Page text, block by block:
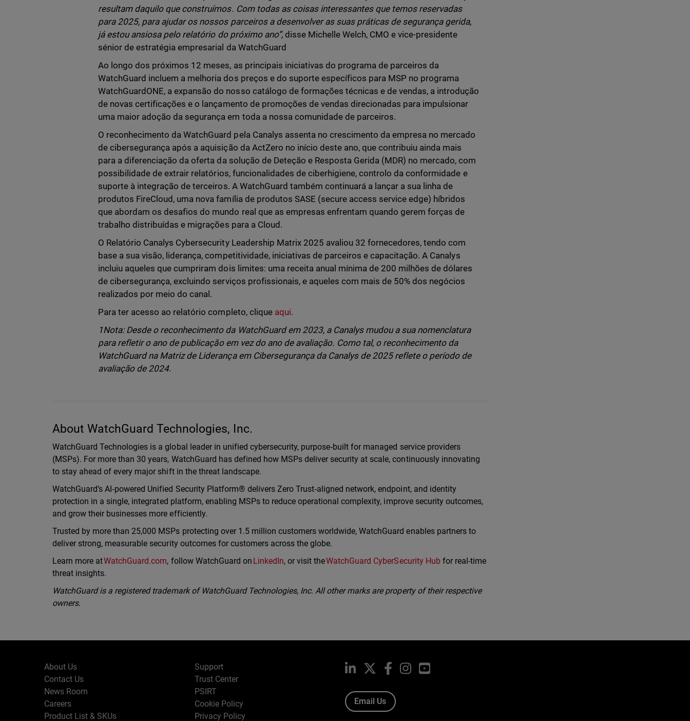
resultam daquilo que construímos. Com todas as coisas interessantes que temos reservadas
para 2025, para ajudar os nossos parceiros a desenvolver as suas práticas de segurança gerida,
já estou ansiosa pelo relatório do próximo ano”,disse Michelle Welch, CMO e vice-presidente
sénior de estratégia empresarial da WatchGuard
Ao longo dos próximos 12 meses, as principais iniciativas do programa de parceiros da
WatchGuard incluem a melhoria dos preços e do suporte específicos para MSP no programa
WatchGuardONE, a expansão do nosso catálogo de formações técnicas e de vendas, a introdução
de novas certificações e o lançamento de promoções de vendas direcionadas para impulsionar
uma maior adoção da segurança em toda a nossa comunidade de parceiros.
O reconhecimento da WatchGuard pela Canalys assenta no crescimento da empresa no mercado
de cibersegurança após a aquisição da ActZero no início deste ano, que contribuiu ainda mais
para a diferenciação da oferta da solução de Deteção e Resposta Gerida (MDR) no mercado, com
possibilidade de extrair relatórios, funcionalidades de ciberhigiene, controlo da conformidade e
suporte à integração de terceiros. A WatchGuard também continuará a lançar a sua linha de
produtos FireCloud, uma nova família de produtos SASE (secure access service edge) híbridos
que abordam os desafios do mundo real que as empresas enfrentam quando gerem forças de
trabalho distribuídas e migrações para a Cloud.
O Relatório Canalys Cybersecurity Leadership Matrix 2025 avaliou 32 fornecedores, tendo com
base a sua visão, liderança, competitividade, iniciativas de parceiros e capacitação. A Canalys
incluiu aqueles que cumpriram dois limites: uma receita anual mínima de 200 milhões de dólares
de cibersegurança, excluindo serviços profissionais, e aqueles com mais de 50% dos negócios
realizados por meio do canal.
Para ter acesso ao relatório completo, clique aqui.
1Nota: Desde o reconhecimento da WatchGuard em 2023, a Canalys mudou a sua nomenclatura
para refletir o ano de publicação em vez do ano de avaliação. Como tal, o reconhecimento da
WatchGuard na Matriz de Liderança em Cibersegurança da Canalys de 2025 reflete o período de
avaliação de 2024.
About WatchGuard Technologies, Inc.
WatchGuard Technologies is a global leader in unified cybersecurity, purpose‑built for managed service providers
(MSPs). For more than 30 years, WatchGuard has defined how MSPs deliver security at scale, continuously innovating
to stay ahead of every major shift in the threat landscape.
WatchGuard’s AI‑powered Unified Security Platform® delivers Zero Trust‑aligned network, endpoint, and identity
protection in a single, integrated platform, enabling MSPs to reduce operational complexity, improve security outcomes,
and grow their businesses more efficiently.
Trusted by more than 25,000 MSPs protecting over 1.5 million customers worldwide, WatchGuard enables partners to
deliver strong, measurable security outcomes for customers across the globe.
Learn more atWatchGuard.com, follow WatchGuard on LinkedIn, or visit theWatchGuard CyberSecurity Hubfor real-time
threat insights.
WatchGuard is a registered trademark of WatchGuard Technologies, Inc. All other marks are property of their respective
owners.
About Us
Contact Us
News Room
Careers
Product List & SKUs
Support
Trust Center
PSIRT
Cookie Policy
Privacy Policy
LinkedIn Facebook
InstagramYouTube
Email Us